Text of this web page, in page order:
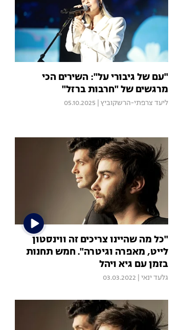
"עם של גיבורי על": השירים הכי
מרגשים של "חרבות ברזל"
ליעד צרפתי-הרשקוביץ 05.10.2025
"כל מה שהיינו צריכים זה ווינסטון
לייט, מאפרה וגיטרה". חמש תחנות
בזמן עם גיא ויהל
גלעד ינאי 03.03.2022